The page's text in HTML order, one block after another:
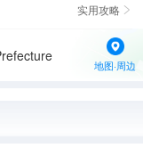
实用攻略 
地图·周边